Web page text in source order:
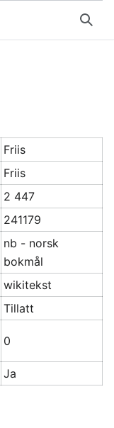
Søk
Friis
Friis
2 447
241179
nb - norsk
bokmål
wikitekst
Tillatt
0
Ja